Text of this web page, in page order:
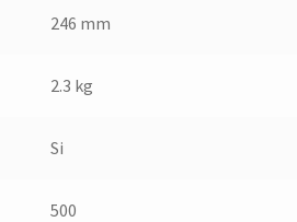
246 mm
2.3 kg
Si
500